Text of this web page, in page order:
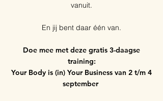
vanuit.
En jij bent daar één van.
Doe mee met deze gratis 3-daagse
training:
Your Body is (in) Your Business van 2 t/m 4
september